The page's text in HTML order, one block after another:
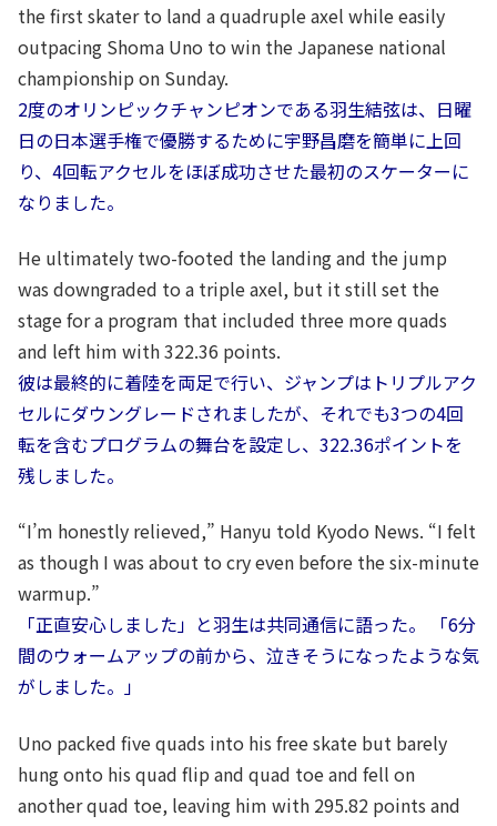
the first skater to land a quadruple axel while easily
outpacing Shoma Uno to win the Japanese national
championship on Sunday.
2度のオリンピックチャンピオンである羽生結弦は、日曜
日の日本選手権で優勝するために宇野昌磨を簡単に上回
り、4回転アクセルをほぼ成功させた最初のスケーターに
なりました。
He ultimately two-footed the landing and the jump
was downgraded to a triple axel, but it still set the
stage for a program that included three more quads
and left him with 322.36 points.
彼は最終的に着陸を両足で行い、ジャンプはトリプルアク
セルにダウングレードされましたが、それでも3つの4回
転を含むプログラムの舞台を設定し、322.36ポイントを
残しました。
“I’m honestly relieved,” Hanyu told Kyodo News. “I felt
as though I was about to cry even before the six-minute
warmup.”
「正直安心しました」と羽生は共同通信に語った。 「6分
間のウォームアップの前から、泣きそうになったような気
がしました。」
Uno packed five quads into his free skate but barely
hung onto his quad flip and quad toe and fell on
another quad toe, leaving him with 295.82 points and